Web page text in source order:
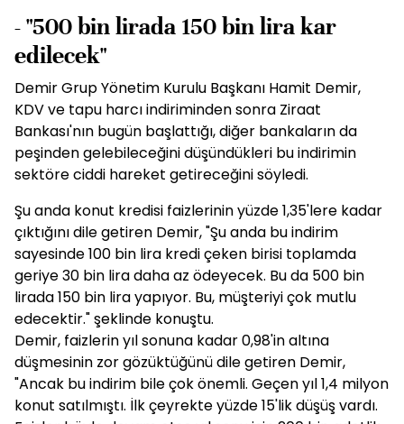
- "500 bin lirada 150 bin lira kar
edilecek"
Demir Grup Yönetim Kurulu Başkanı Hamit Demir,
KDV ve tapu harcı indiriminden sonra Ziraat
Bankası'nın bugün başlattığı, diğer bankaların da
peşinden gelebileceğini düşündükleri bu indirimin
sektöre ciddi hareket getireceğini söyledi.
Şu anda konut kredisi faizlerinin yüzde 1,35'lere kadar
çıktığını dile getiren Demir, "Şu anda bu indirim
sayesinde 100 bin lira kredi çeken birisi toplamda
geriye 30 bin lira daha az ödeyecek. Bu da 500 bin
lirada 150 bin lira yapıyor. Bu, müşteriyi çok mutlu
edecektir." şeklinde konuştu.
Demir, faizlerin yıl sonuna kadar 0,98'in altına
düşmesinin zor gözüktüğünü dile getiren Demir,
"Ancak bu indirim bile çok önemli. Geçen yıl 1,4 milyon
konut satılmıştı. İlk çeyrekte yüzde 15'lik düşüş vardı.